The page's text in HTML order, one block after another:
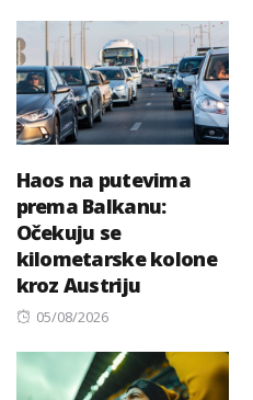
Haos na putevima
prema Balkanu:
Očekuju se
kilometarske kolone
kroz Austriju
Posted
05/08/2026